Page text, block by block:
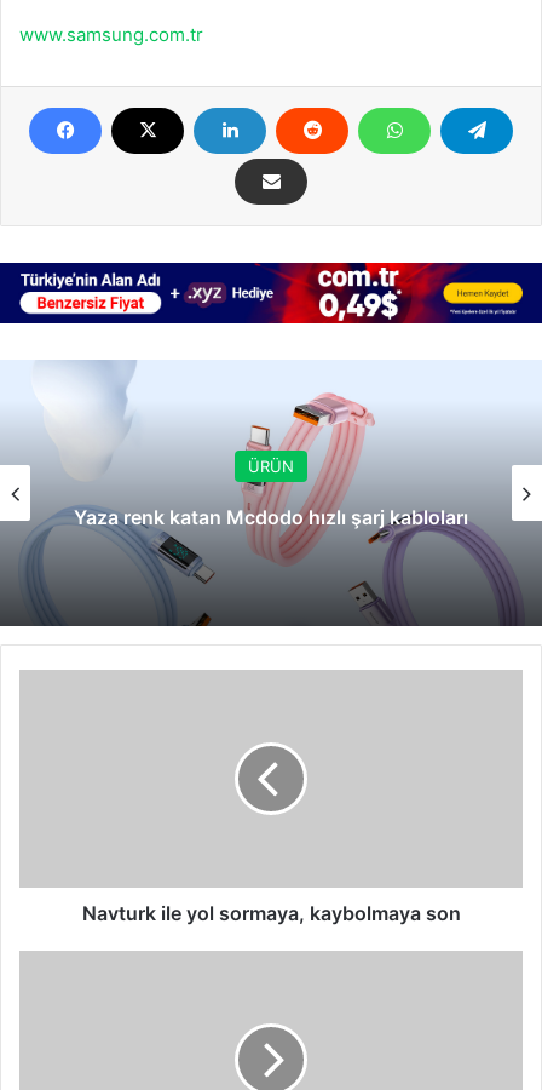
www.samsung.com.tr
ÜRÜN
Yaza renk katan Mcdodo hızlı şarj kabloları
Navturk ile yol sormaya, kaybolmaya son